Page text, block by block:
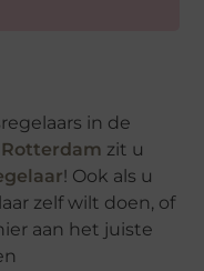
in de
Rotterdam zit u
! Ook als u
zelf wilt doen, of
aan het juiste